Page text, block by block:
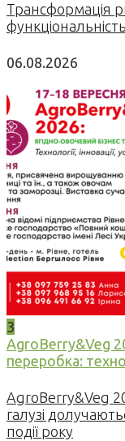
Трансформація
06.08.2026
3
AgroBerry&Veg
переробка:
AgroBerry&Veg
галузі
події року